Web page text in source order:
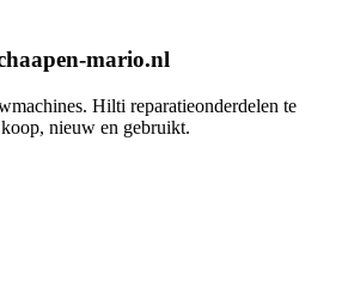
mario.nl
Hilti reparatieonderdelen te
nieuw en gebruikt.